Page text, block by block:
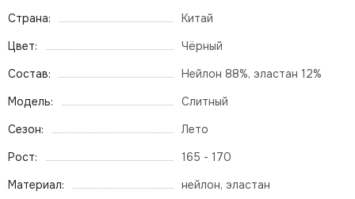
Страна:
Китай
Цвет:
Чёрный
Состав:
Нейлон 88%, эластан 12%
Модель:
Слитный
Сезон:
Лето
Рост:
165 - 170
Материал:
нейлон, эластан